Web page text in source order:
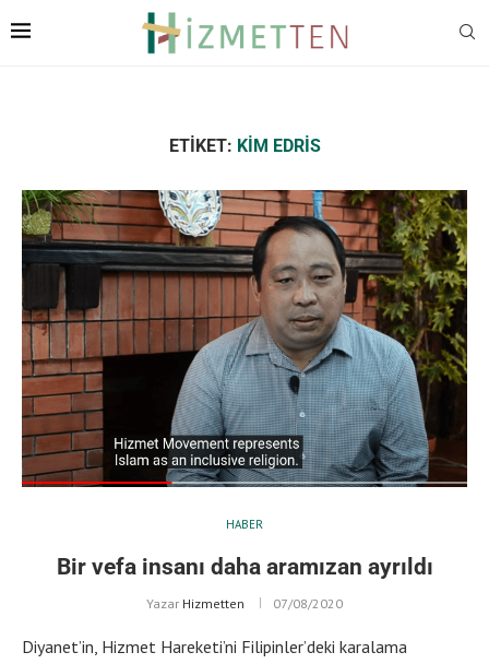
ETIKET: KIM EDRIS
HABER
Bir vefa insanı daha aramızan ayrıldı
Yazar Hizmetten 07/08/2020
Diyanet’in, Hizmet Hareketi’ni Filipinler’deki karalama